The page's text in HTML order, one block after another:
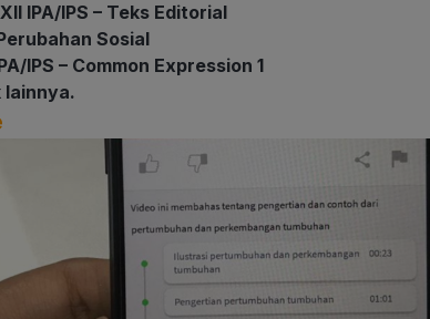
IPA/IPS – Teks Editorial
Sosial
IPS – Common Expression 1
lainnya.